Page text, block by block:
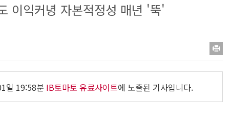
이익커녕 자본적정성 매년 '뚝'
일 19:58분 IB토마토 유료사이트에 노출된 기사입니다.